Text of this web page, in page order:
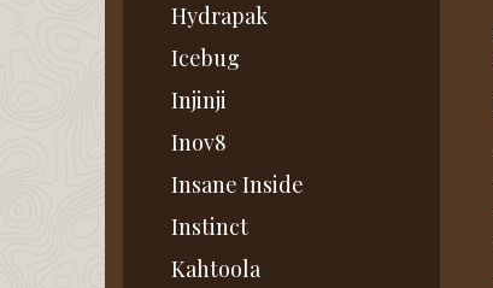
Hydrapak
Icebug
Injinji
Inov8
Insane Inside
Instinct
Kahtoola